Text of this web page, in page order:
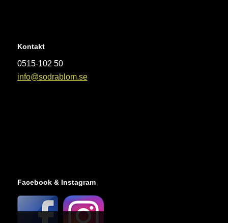
Kontakt
0515-102 50
info@sodrablom.se
Facebook & Instagram